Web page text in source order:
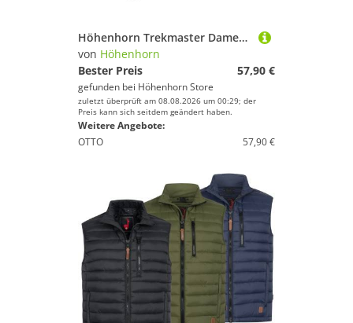
Höhenhorn Trekmaster Damen Wanderhose Softshellhose Outdoorhose Gefüttert Sno... XL Schwarz
von Höhenhorn
Bester Preis
57,90 €
gefunden bei Höhenhorn Store
zuletzt überprüft am 08.08.2026 um 00:29; der
Preis kann sich seitdem geändert haben.
Weitere Angebote:
OTTO
57,90 €